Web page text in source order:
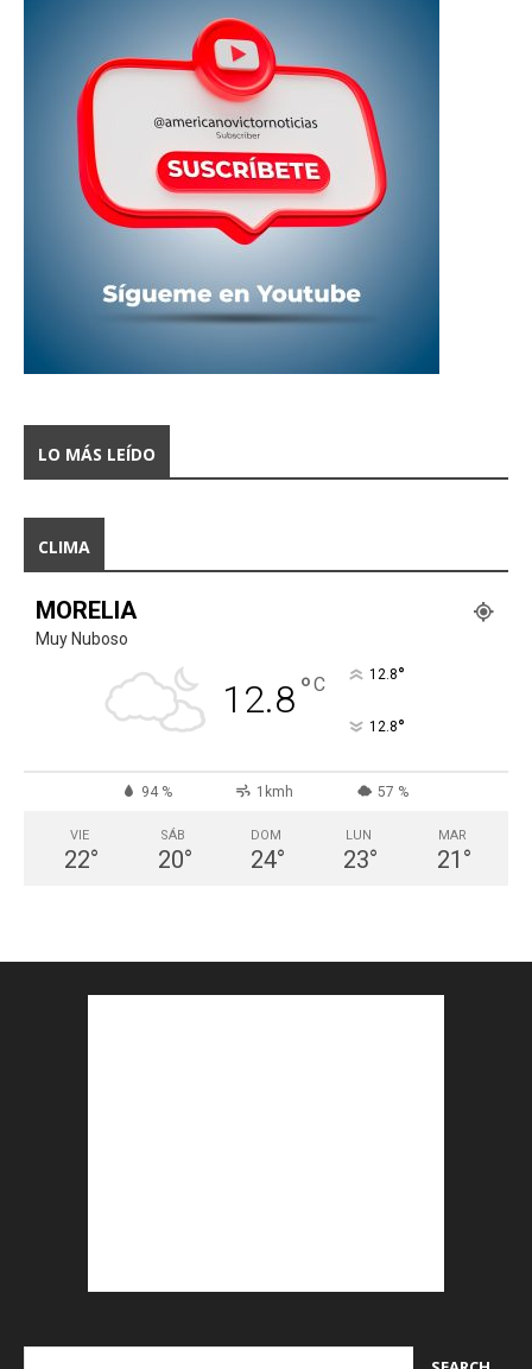
LO MÁS LEÍDO
CLIMA
MORELIA
Muy Nuboso
12.8°C 12.8°
12.8°
94 % 1kmh 57 %
VIE
22°
SÁB
20°
DOM
24°
LUN
23°
MAR
21 °